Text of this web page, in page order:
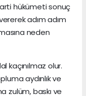
hükümeti sonuç
adım adım
neden
kaçınılmaz olur.
aydınlık ve
zulüm, baskı ve